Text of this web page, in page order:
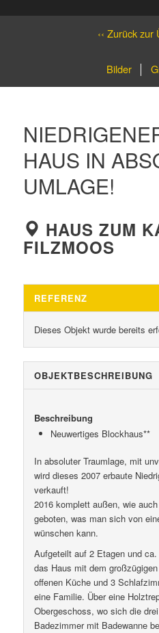
‹‹ Zurück zur
Bilder
HAUS IN
UMLAGE!
HAUS ZUM
FILZMOOS
REFERENZ
Dieses Objekt wurde bereits
OBJEKT­BESCHREIBUNG
Beschreibung
Neuwertiges Blockhaus**
In absoluter Traumlage, mit
wird dieses 2007 erbaute
verkauft!
2016 komplett außen, wie
geboten, was man sich von
wünschen kann.
Aufgeteilt auf 2 Etagen und ca.
das Haus mit dem
offenen Küche und 3
eine Familie. Über eine
Obergeschoss, wo sich die
Badezimmer mit Badewanne